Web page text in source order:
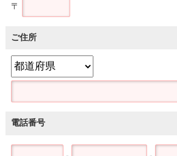
〒
ご住所
電話番号